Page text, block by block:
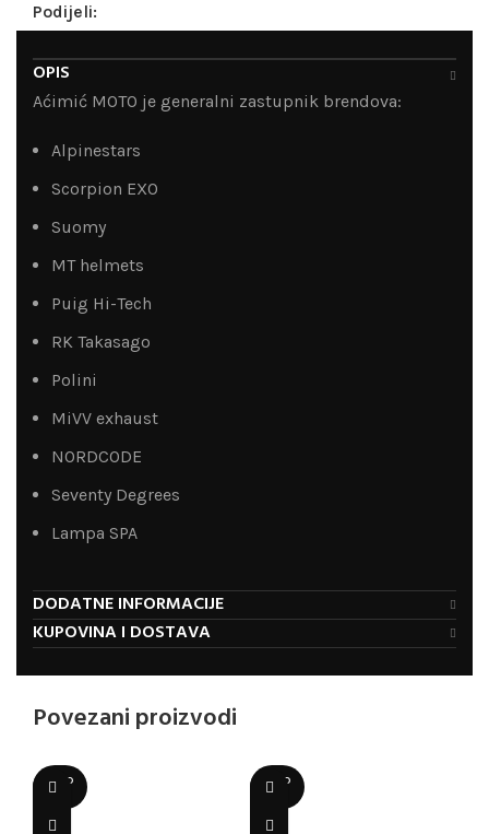
Podijeli:
OPIS
Aćimić MOTO je generalni zastupnik brendova:
Alpinestars
Scorpion EXO
Suomy
MT helmets
Puig Hi-Tech
RK Takasago
Polini
MiVV exhaust
NORDCODE
Seventy Degrees
Lampa SPA
DODATNE INFORMACIJE
KUPOVINA I DOSTAVA
Povezani proizvodi
SOLD
OUT
SOLD
OUT